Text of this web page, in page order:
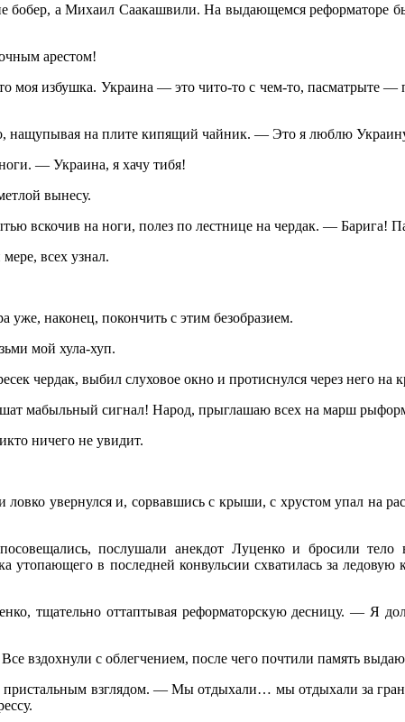
бобер, а Михаил Саакашвили. На выдающемся реформаторе
арестом!
избушка. Украина — это чито-то с чем-то, пасматрыте —
нащупывая на плите кипящий чайник. — Это я люблю
— Украина, я хачу тибя!
вынесу.
вскочив на ноги, полез по лестнице на чердак. — Барига!
всех узнал.
наконец, покончить с этим безобразием.
мой хула-хуп.
чердак, выбил слуховое окно и протиснулся через него на
мабыльный сигнал! Народ, прыглашаю всех на марш
ничего не увидит.
увернулся и, сорвавшись с крыши, с хрустом упал на
послушали анекдот Луценко и бросили тело
утопающего в последней конвульсии схватилась за
тщательно оттаптывая реформаторскую десницу. — Я
вздохнули с облегчением, после чего почтили память
взглядом. — Мы отдыхали… мы отдыхали за